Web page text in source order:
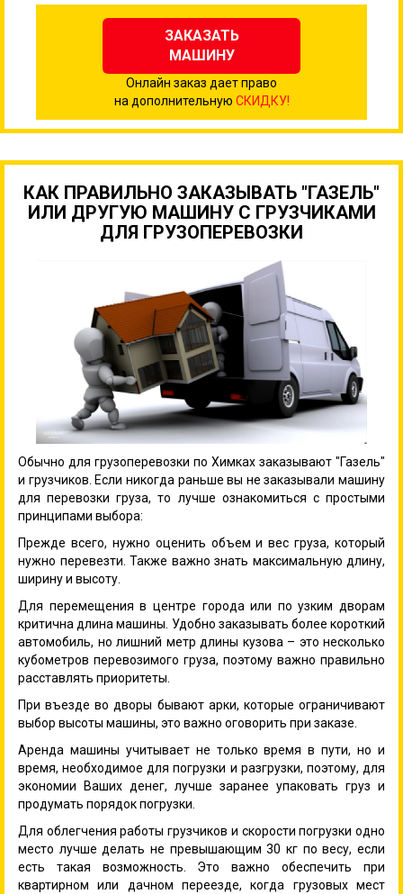
ЗАКАЗАТЬ
МАШИНУ
Онлайн заказ дает право
на дополнительную СКИДКУ!
КАК ПРАВИЛЬНО ЗАКАЗЫВАТЬ "ГАЗЕЛЬ"
ИЛИ ДРУГУЮ МАШИНУ С ГРУЗЧИКАМИ
ДЛЯ ГРУЗОПЕРЕВОЗКИ
Обычно для грузоперевозки по Химках заказывают "Газель"
и грузчиков. Если никогда раньше вы не заказывали машину
для перевозки груза, то лучше ознакомиться с простыми
принципами выбора:
Прежде всего, нужно оценить объем и вес груза, который
нужно перевезти. Также важно знать максимальную длину,
ширину и высоту.
Для перемещения в центре города или по узким дворам
критична длина машины. Удобно заказывать более короткий
автомобиль, но лишний метр длины кузова – это несколько
кубометров перевозимого груза, поэтому важно правильно
расставлять приоритеты.
При въезде во дворы бывают арки, которые ограничивают
выбор высоты машины, это важно оговорить при заказе.
Аренда машины учитывает не только время в пути, но и
время, необходимое для погрузки и разгрузки, поэтому, для
экономии Ваших денег, лучше заранее упаковать груз и
продумать порядок погрузки.
Для облегчения работы грузчиков и скорости погрузки одно
место лучше делать не превышающим 30 кг по весу, если
есть такая возможность. Это важно обеспечить при
квартирном или дачном переезде, когда грузовых мест